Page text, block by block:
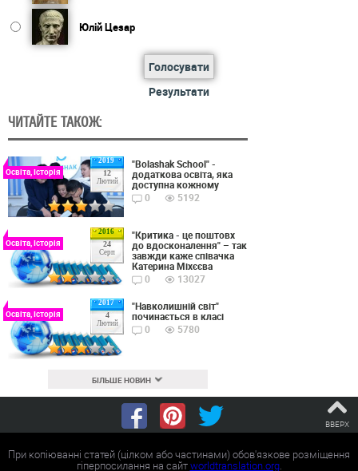
Юлій Цезар
Голосувати
Результати
ЧИТАЙТЕ ТАКОЖ:
2019
12
Лютий
Освіта, Історія
"Bolashak School" -
додаткова освіта, яка
доступна кожному
0
5192
2016
24
Серп
Освіта, Історія
"Критика - це поштовх
до вдосконалення" – так
завжди каже співачка
Катерина Міхєєва
0
13027
2017
4
Лютий
Освіта, Історія
"Навколишній світ"
починається в класі
0
5780
БІЛЬШЕ НОВИН
ВВЕРХ
При копіюванні статей (цілком або частинами) обов'язкове розміщення
гіперпосилання на сайтworldtranslation.org.